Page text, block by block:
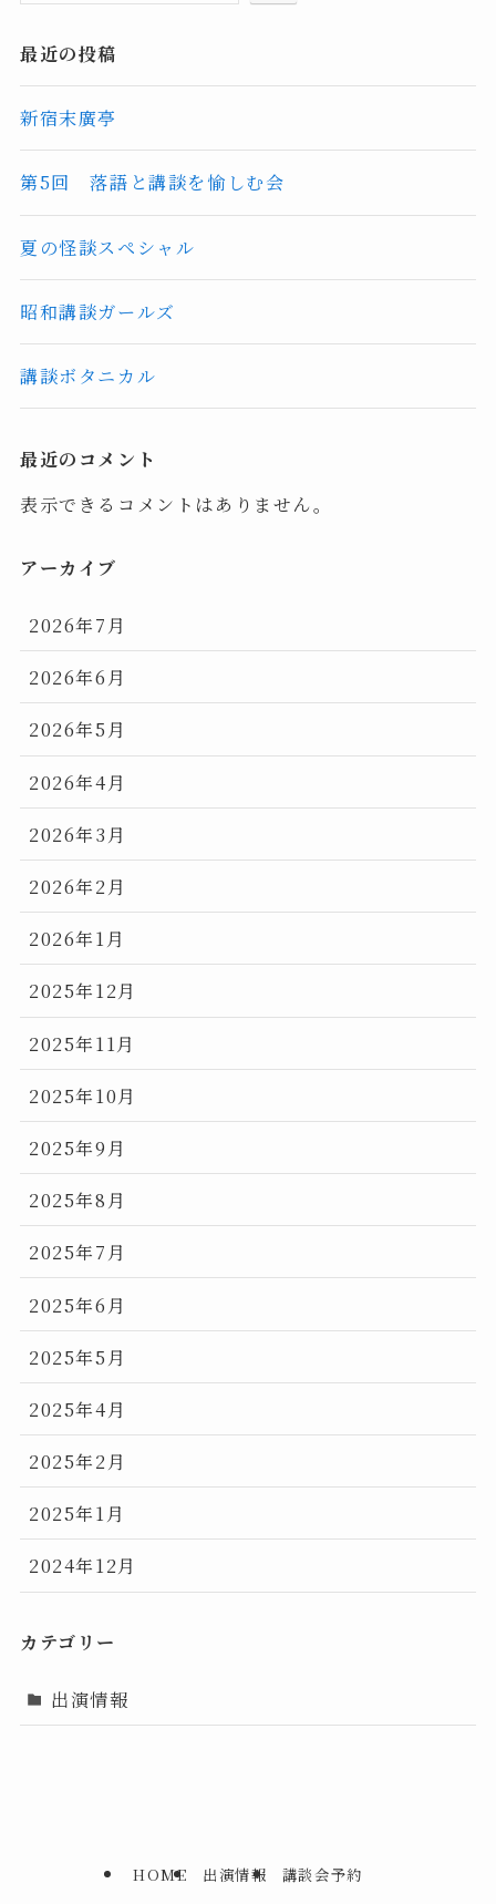
最近の投稿
新宿末廣亭
第5回 落語と講談を愉しむ会
夏の怪談スペシャル
昭和講談ガールズ
講談ボタニカル
最近のコメント
表示できるコメントはありません。
アーカイブ
2026年7月
2026年6月
2026年5月
2026年4月
2026年3月
2026年2月
2026年1月
2025年12月
2025年11月
2025年10月
2025年9月
2025年8月
2025年7月
2025年6月
2025年5月
2025年4月
2025年2月
2025年1月
2024年12月
カテゴリー
出演情報
HOME 出演情報 講談会予約